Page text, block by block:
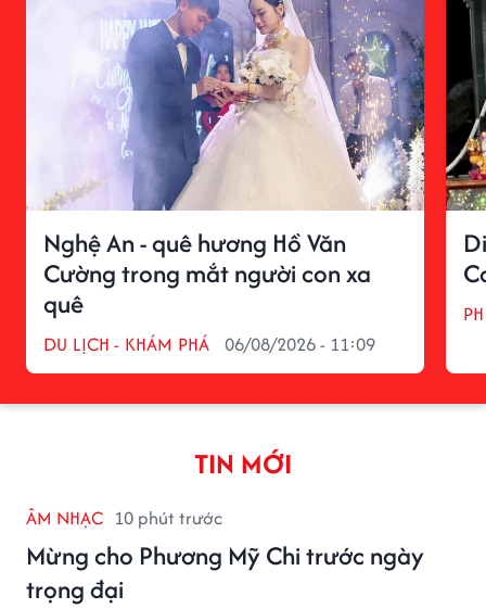
Nghệ An - quê hương Hồ Văn
Cường trong mắt người con xa
quê
DU LỊCH - KHÁM PHÁ 06/08/2026 - 11:09
TIN MỚI
ÂM NHẠC 10 phút trước
Mừng cho Phương Mỹ Chi trước ngày
trọng đại